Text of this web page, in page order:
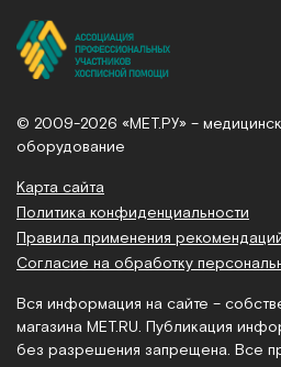
© 2009-2026 «МЕТ.РУ» –
оборудование
Карта сайта
Политика конфиденциальности
Правила применения
Согласие на обработку
Вся информация на сайте –
магазина MET.RU. Публикация
без разрешения запрещена. Все